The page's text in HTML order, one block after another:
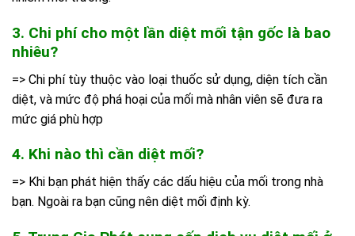
3. Chi phí cho một lần diệt mối tận gốc là bao
nhiêu?
=> Chi phí tùy thuộc vào loại thuốc sử dụng, diện tích cần
diệt, và mức độ phá hoại của mối mà nhân viên sẽ đưa ra
mức giá phù hợp
4. Khi nào thì cần diệt mối?
=> Khi bạn phát hiện thấy các dấu hiệu của mối trong nhà
bạn. Ngoài ra bạn cũng nên diệt mối định kỳ.